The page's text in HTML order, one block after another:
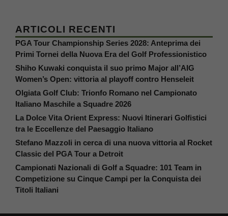
ARTICOLI RECENTI
PGA Tour Championship Series 2028: Anteprima dei
Primi Tornei della Nuova Era del Golf Professionistico
Shiho Kuwaki conquista il suo primo Major all’AIG
Women’s Open: vittoria al playoff contro Henseleit
Olgiata Golf Club: Trionfo Romano nel Campionato
Italiano Maschile a Squadre 2026
La Dolce Vita Orient Express: Nuovi Itinerari Golfistici
tra le Eccellenze del Paesaggio Italiano
Stefano Mazzoli in cerca di una nuova vittoria al Rocket
Classic del PGA Tour a Detroit
Campionati Nazionali di Golf a Squadre: 101 Team in
Competizione su Cinque Campi per la Conquista dei
Titoli Italiani